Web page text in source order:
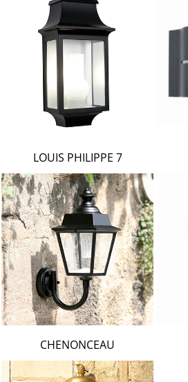
LOUIS PHILIPPE 7
CHENONCEAU